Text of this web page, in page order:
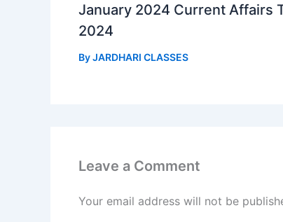
January 2024 Current Affairs
2024
ByJARDHARI CLASSES
Leave a Comment
Your email address will not be